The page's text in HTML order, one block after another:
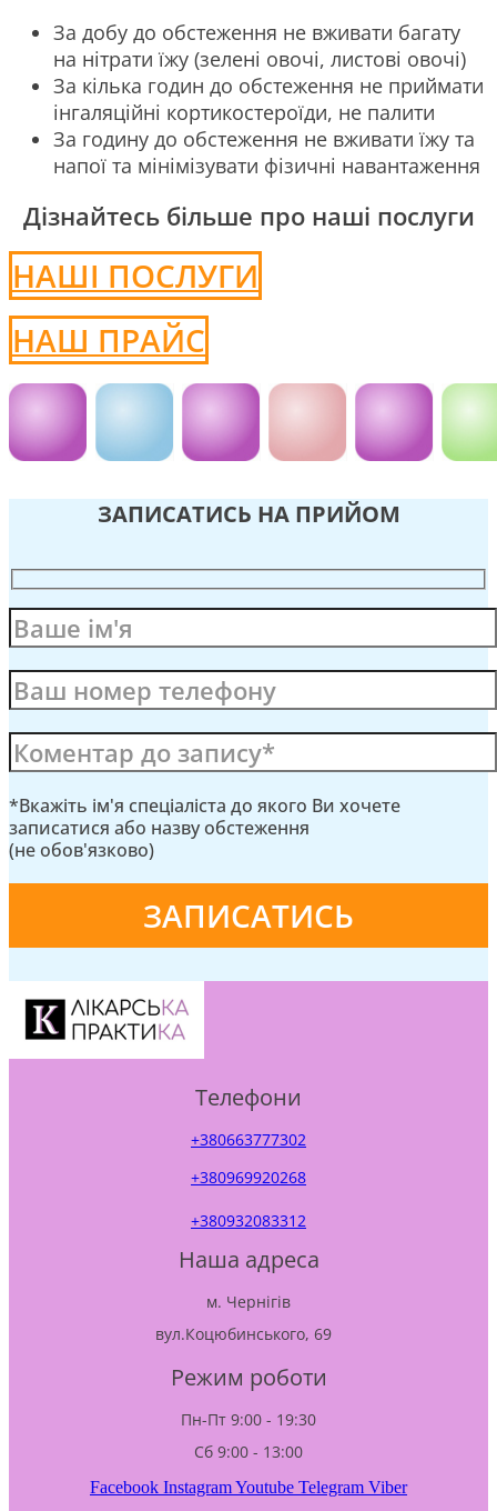
За добу до обстеження не вживати багату
на нітрати їжу (зелені овочі, листові овочі)
За кілька годин до обстеження не приймати
інгаляційні кортикостероїди, не палити
За годину до обстеження не вживати їжу та
напої та мінімізувати фізичні навантаження
Дізнайтесь більше про наші послуги
НАШІ ПОСЛУГИ
НАШ ПРАЙС
ЗАПИСАТИСЬ НА ПРИЙОМ
*Вкажіть ім'я спеціаліста до якого Ви хочете
записатися або назву обстеження
(не обов'язково)
Телефони
+380663777302
+380969920268
+380932083312
Наша адреса
м. Чернігів
вул.Коцюбинського, 69
Режим роботи
Пн-Пт 9:00 - 19:30
Сб 9:00 - 13:00
Facebook InstagramYoutube Telegram Viber